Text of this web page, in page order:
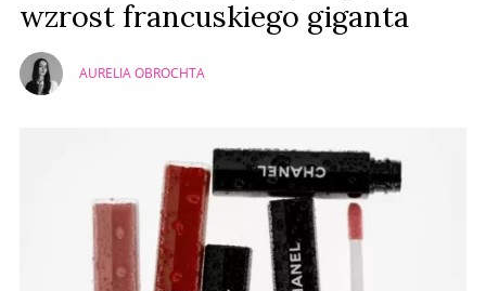
wzrost francuskiego giganta
AURELIA OBROCHTA